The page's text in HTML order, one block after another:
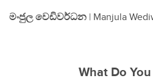
මංජුල වෙඩිවර්ධන | Manjula
What Do